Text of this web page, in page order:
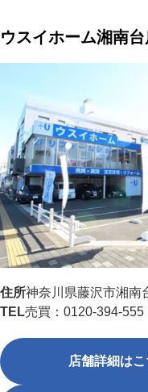
ウスイホーム湘南
住所神奈川県藤沢市湘南
TEL売買：0120-394-
店舗詳細はこ